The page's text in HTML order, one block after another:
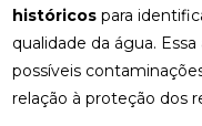
históricospara
qualidade da água.
possíveis
relação à proteção dos